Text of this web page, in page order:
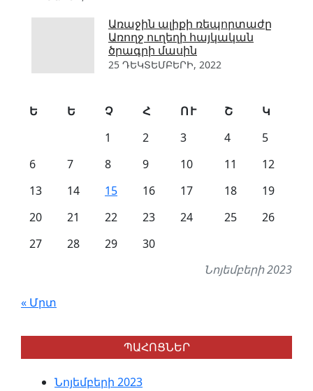
Առաջին ալիքի ռեպորտաժը
Առողջ ուղեղի հայկական
ծրագրի մասին
25 ԴԵԿՏԵՄԲԵՐԻ, 2022
Նոյեմբերի 2023
Ե Ե Չ Հ ՈՒ Շ
Կ
1
2 3 4
5
6
7 8 9 10 11
12
13
14 15 16 17 18
19
20
21 22 23 24 25
26
27
28 29 30
« Մրտ
ՊԱՀՈՑՆԵՐ
Նոյեմբերի 2023